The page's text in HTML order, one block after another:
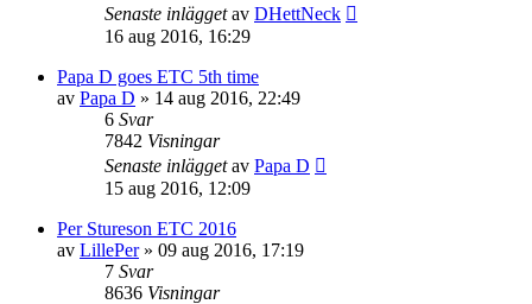
Senaste inläggetav DHettNeck
16 aug 2016, 16:29
Papa D goes ETC 5th time
av Papa D » 14 aug 2016, 22:49
6 Svar
7842 Visningar
Senaste inläggetav Papa D
15 aug 2016, 12:09
Per Stureson ETC 2016
av LillePer» 09 aug 2016, 17:19
7 Svar
8636 Visningar